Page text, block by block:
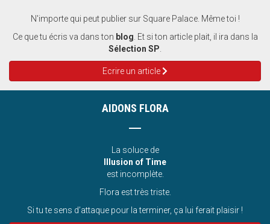
N'importe qui peut publier sur Square Palace. Même toi !
Ce que tu écris va dans ton blog . Et si ton article plait, il ira dans la
Sélection SP
Ecrire un article
AIDONS FLORA
La soluce de
Illusion of Time
est incomplète.
Flora est très triste.
Si tu te sens d’attaque pour la terminer, ça lui ferait plaisir !